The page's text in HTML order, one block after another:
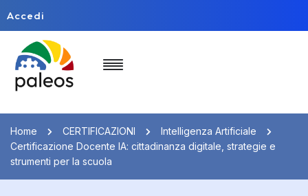
Accedi
Home CERTIFICAZIONI
Intelligenza Artificiale
Certificazione Docente IA: cittadinanza digitale, strategie e
strumenti per la scuola